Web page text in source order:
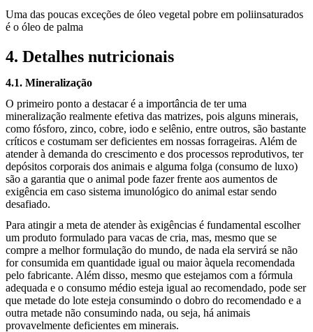
Uma das poucas exceções de óleo vegetal pobre em poliinsaturados
é o óleo de palma
4. Detalhes nutricionais
4.1. Mineralização
O primeiro ponto a destacar é a importância de ter uma
mineralização realmente efetiva das matrizes, pois alguns minerais,
como fósforo, zinco, cobre, iodo e selênio, entre outros, são bastante
críticos e costumam ser deficientes em nossas forrageiras. Além de
atender à demanda do crescimento e dos processos reprodutivos, ter
depósitos corporais dos animais e alguma folga (consumo de luxo)
são a garantia que o animal pode fazer frente aos aumentos de
exigência em caso sistema imunológico do animal estar sendo
desafiado.
Para atingir a meta de atender às exigências é fundamental escolher
um produto formulado para vacas de cria, mas, mesmo que se
compre a melhor formulação do mundo, de nada ela servirá se não
for consumida em quantidade igual ou maior àquela recomendada
pelo fabricante. Além disso, mesmo que estejamos com a fórmula
adequada e o consumo médio esteja igual ao recomendado, pode ser
que metade do lote esteja consumindo o dobro do recomendado e a
outra metade não consumindo nada, ou seja, há animais
provavelmente deficientes em minerais.